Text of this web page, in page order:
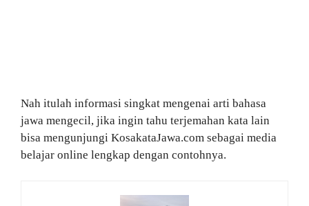
Nah itulah informasi singkat mengenai arti bahasa
jawa mengecil, jika ingin tahu terjemahan kata lain
bisa mengunjungi KosakataJawa.com sebagai media
belajar online lengkap dengan contohnya.